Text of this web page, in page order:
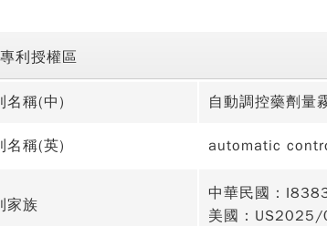
利授權區
名稱(中) 自動調控藥劑量
名稱(英) automatic
家族
中華民國：
美國：